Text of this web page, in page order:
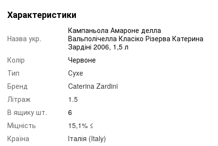
Характеристики
Назва укр.
Кампаньола Амароне делла
Вальполічелла Класіко Різерва Катерина
Зардіні 2006, 1,5 л
Колір
Червоне
Тип
Сухе
Бренд
Caterina Zardini
Літраж
1.5
В ящику шт.
6
Міцність
15,1% ≤
Країна
Італія (Italy)